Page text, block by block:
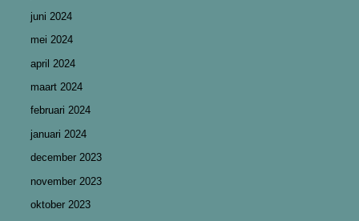
juni 2024
mei 2024
april 2024
maart 2024
februari 2024
januari 2024
december 2023
november 2023
oktober 2023